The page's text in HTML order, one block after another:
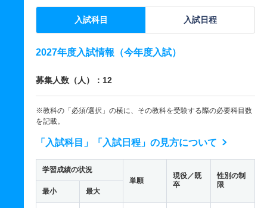
入試科目 入試日程
2027年度入試情報（今年度入試）
募集人数（人）：12
※教科の「必須/選択」の横に、その教科を受験する際の必要科目数
を記載。
「入試科目」「入試日程」の見方について
学習成績の状況
単願
現役／既
卒
性別の制
限
最小 最大